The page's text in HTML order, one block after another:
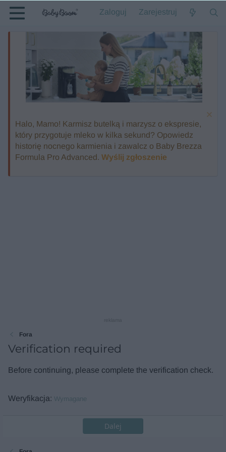
Zaloguj Zarejestruj
Halo, Mamo! Karmisz butelką i marzysz o ekspresie,
który przygotuje mleko w kilka sekund? Opowiedz
historię nocnego karmienia i zawalcz o Baby Brezza
Formula Pro Advanced. Wyślij zgłoszenie
Fora
Verification required
Before continuing, please complete the verification check.
Weryfikacja Wymagane
Dalej